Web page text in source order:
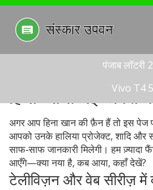
पंजाब लॉटरी
Vivo T4
हिना खान: नई खबरों
अगर आप हिना खान की फ़ैन हैं तो इस पेज
आपको उनके हालिया प्रोजेक्ट, शादि और
साफ‑साफ जानकारी मिलेगी। हम ज़्यादा
आएँगे—क्या नया है, कब आया, कहाँ देखें?
टेलीविज़न और वेब सीरीज़ में